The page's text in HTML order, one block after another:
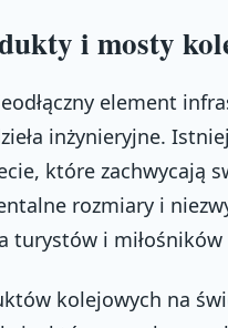
i mosty
element
inżynieryjne.
które zachwycają
rozmiary i
turystów i
kolejowych na